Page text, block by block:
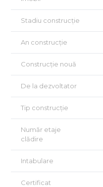
Stadiu construcție
An construcție
Construcție nouă
De la dezvoltator
Tip construcție
Număr etaje
clădire
Intabulare
Certificat